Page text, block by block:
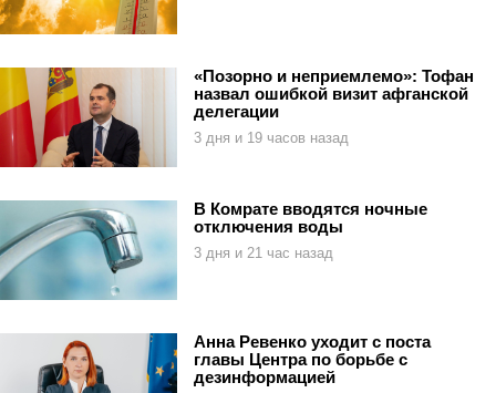
«Позорно и неприемлемо»: Тофан
назвал ошибкой визит афганской
делегации
3 дня и 19 часов назад
В Комрате вводятся ночные
отключения воды
3 дня и 21 час назад
Анна Ревенко уходит с поста
главы Центра по борьбе с
дезинформацией